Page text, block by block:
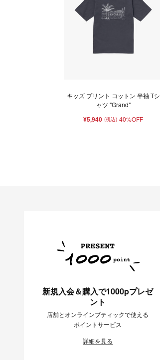
キッズ プリント コットン 半袖 Tシ
ャツ "Grand"
¥5,940 (税込) 40%OFF
新規入会＆購入で1000pプレゼ
ント
店舗とオンラインブティックで使える
ポイントサービス
詳細を見る